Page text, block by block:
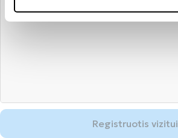
Registruotis vizitui